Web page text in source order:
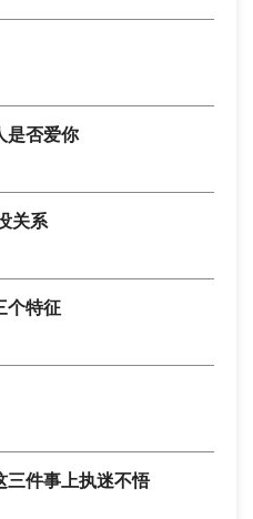
是否爱你
关系
个特征
三件事上执迷不悟